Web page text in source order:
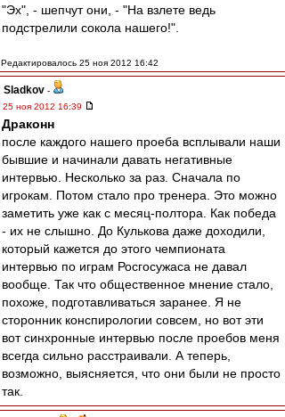
"Эх", - шепчут они, - "На взлете ведь
подстрелили сокола нашего!".
Редактировалось 25 ноя 2012 16:42
Sladkov -
25 ноя 2012 16:39
Драконн
после каждого нашего проеба всплывали наши
бывшие и начинали давать негативные
интервью. Несколько за раз. Сначала по
игрокам. Потом стало про тренера. Это можно
заметить уже как с месяц-полтора. Как победа
- их не слышно. До Кулькова даже доходили,
который кажется до этого чемпионата
интервью по играм Росгосужаса не давал
вообще. Так что общественное мнение стало,
похоже, подготавливаться заранее. Я не
сторонник конспирологии совсем, но вот эти
вот синхронные интервью после проебов меня
всегда сильно расстраивали. А теперь,
возможно, выясняется, что они были не просто
так.